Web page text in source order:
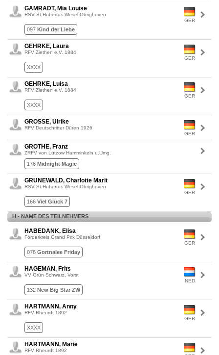
GER
GAMRADT, Mia Louise
RSV St.Hubertus Wesel-Obrighoven
097 Kind der Liebe
GER
GEHRKE, Laura
RFV Ziethen e.V. 1884
XXXX
GER
GEHRKE, Luisa
RFV Ziethen e.V. 1884
XXXX
GER
GROSSE, Ulrike
RFV Deutschritter Düren 1926
GROTHE, Franz
ZRFV von Lützow Hamminkeln u.Umg.
176 Midnight Magic
GER
GRUNEWALD, Charlotte Marit
RSV St.Hubertus Wesel-Obrighoven
166 Viel Glück 7
H - NAME DES TEILNEHMERS
GER
HABEDANK, Elisa
Förderkreis Grand Prix Düsseldorf
078 Gortnalee Friday
NED
HAGEMAN, Frits
VV Grün Schwarz, Vorst
132 New Big Star ZW
GER
HARTMANN, Anny
RFV Rheurdt 1892
XXXX
HARTMANN, Marie
RFV Rheurdt 1892